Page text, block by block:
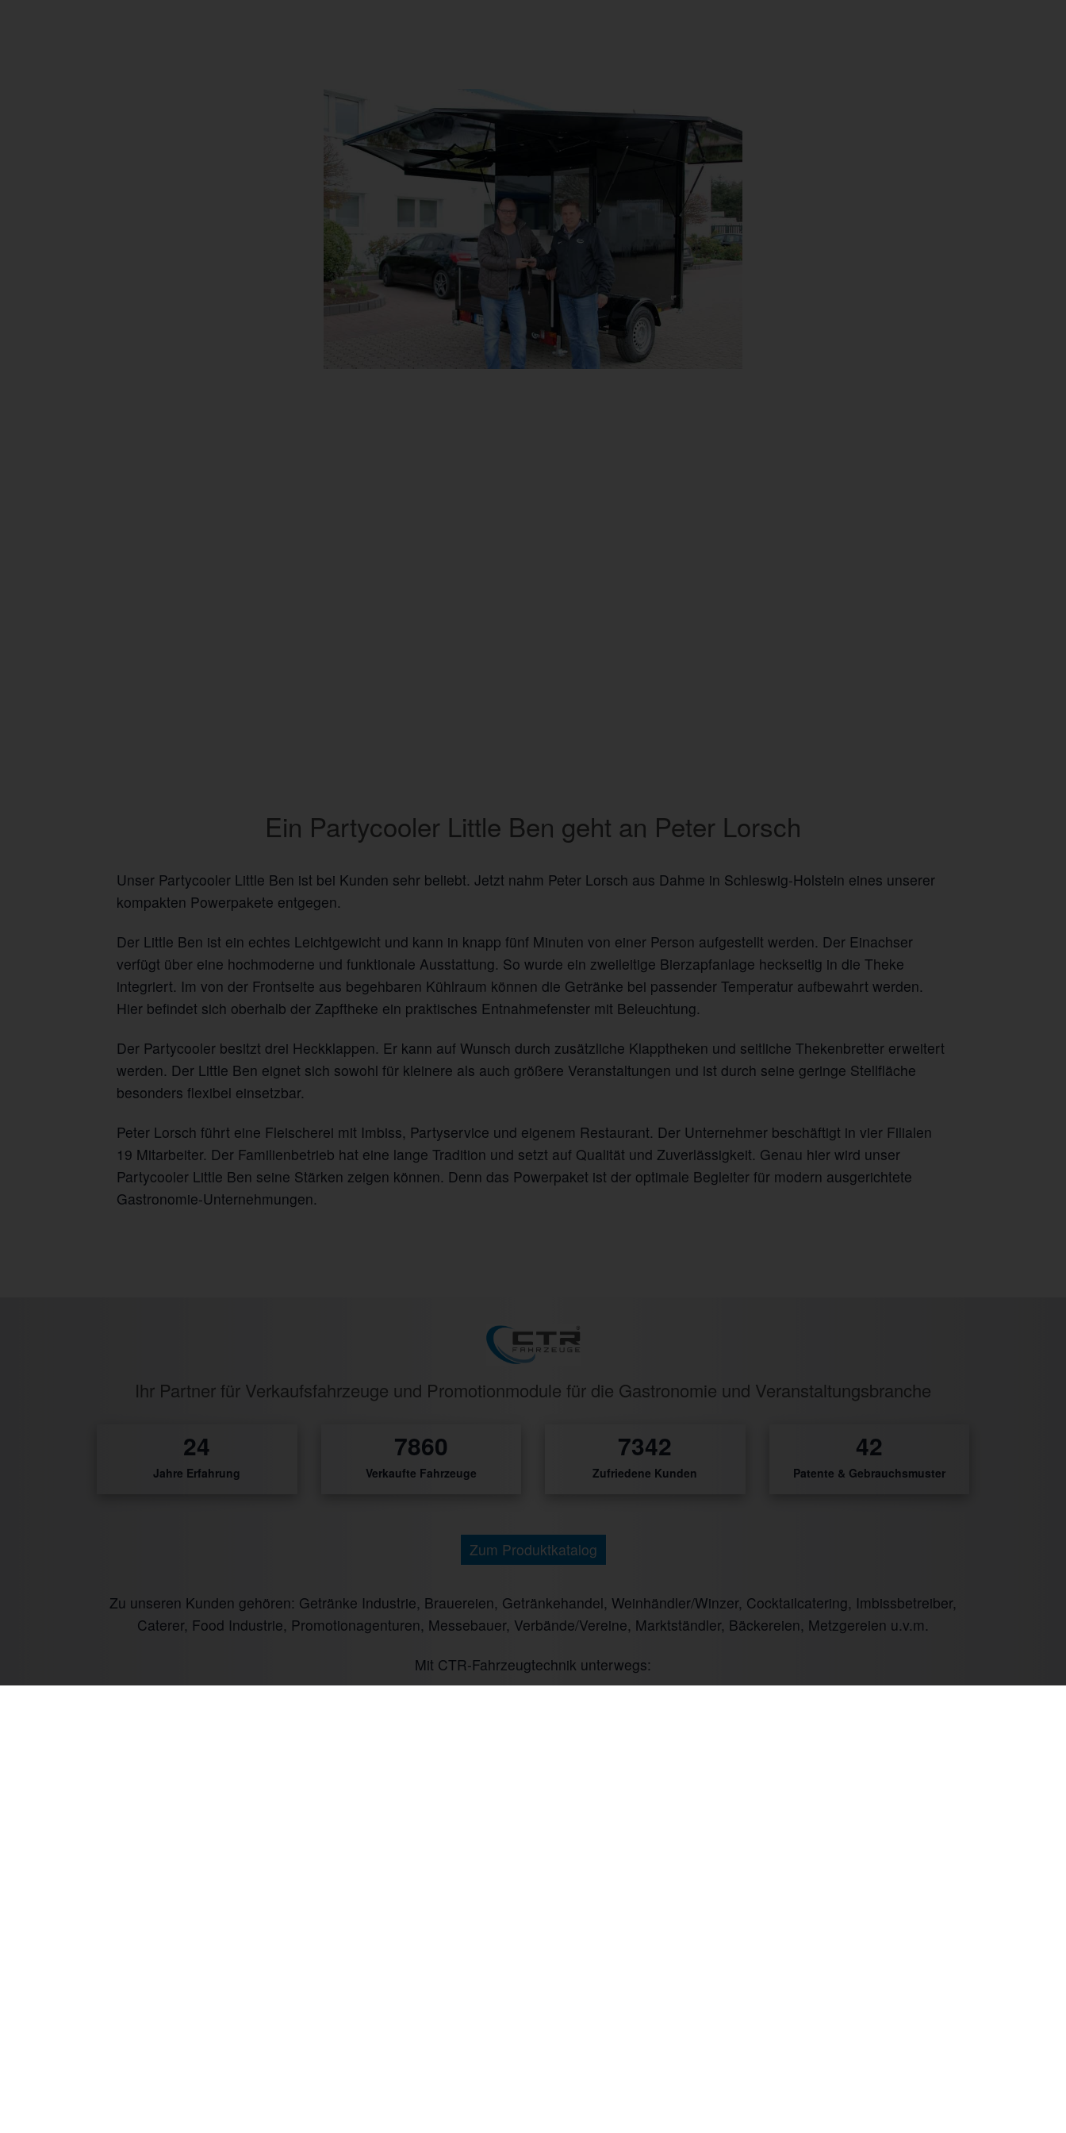
Ein Partycooler Little Ben geht an Peter Lorsch
Unser Partycooler Little Ben ist bei Kunden sehr beliebt. Jetzt nahm Peter Lorsch aus Dahme in Schleswig-Holstein eines unserer
kompakten Powerpakete entgegen.
Der Little Ben ist ein echtes Leichtgewicht und kann in knapp fünf Minuten von einer Person aufgestellt werden. Der Einachser
verfügt über eine hochmoderne und funktionale Ausstattung. So wurde ein zweileitige Bierzapfanlage heckseitig in die Theke
integriert. Im von der Frontseite aus begehbaren Kühlraum können die Getränke bei passender Temperatur aufbewahrt werden.
Hier befindet sich oberhalb der Zapftheke ein praktisches Entnahmefenster mit Beleuchtung.
Der Partycooler besitzt drei Heckklappen. Er kann auf Wunsch durch zusätzliche Klapptheken und seitliche Thekenbretter erweitert
werden. Der Little Ben eignet sich sowohl für kleinere als auch größere Veranstaltungen und ist durch seine geringe Stellfläche
besonders flexibel einsetzbar.
Peter Lorsch führt eine Fleischerei mit Imbiss, Partyservice und eigenem Restaurant. Der Unternehmer beschäftigt in vier Filialen
19 Mitarbeiter. Der Familienbetrieb hat eine lange Tradition und setzt auf Qualität und Zuverlässigkeit. Genau hier wird unser
Partycooler Little Ben seine Stärken zeigen können. Denn das Powerpaket ist der optimale Begleiter für modern ausgerichtete
Gastronomie-Unternehmungen.
Ihr Partner für Verkaufsfahrzeuge und Promotionmodule für die Gastronomie und Veranstaltungsbranche
32
Jahre Erfahrung
10304
Verkaufte Fahrzeuge
9625
Zufriedene Kunden
56
Patente & Gebrauchsmuster
Zum Produktkatalog
Zu unseren Kunden gehören: Getränke Industrie, Brauereien, Getränkehandel, Weinhändler/Winzer, Cocktailcatering, Imbissbetreiber,
Caterer, Food Industrie, Promotionagenturen, Messebauer, Verbände/Vereine, Marktständler, Bäckereien, Metzgereien u.v.m.
Mit CTR-Fahrzeugtechnik unterwegs: